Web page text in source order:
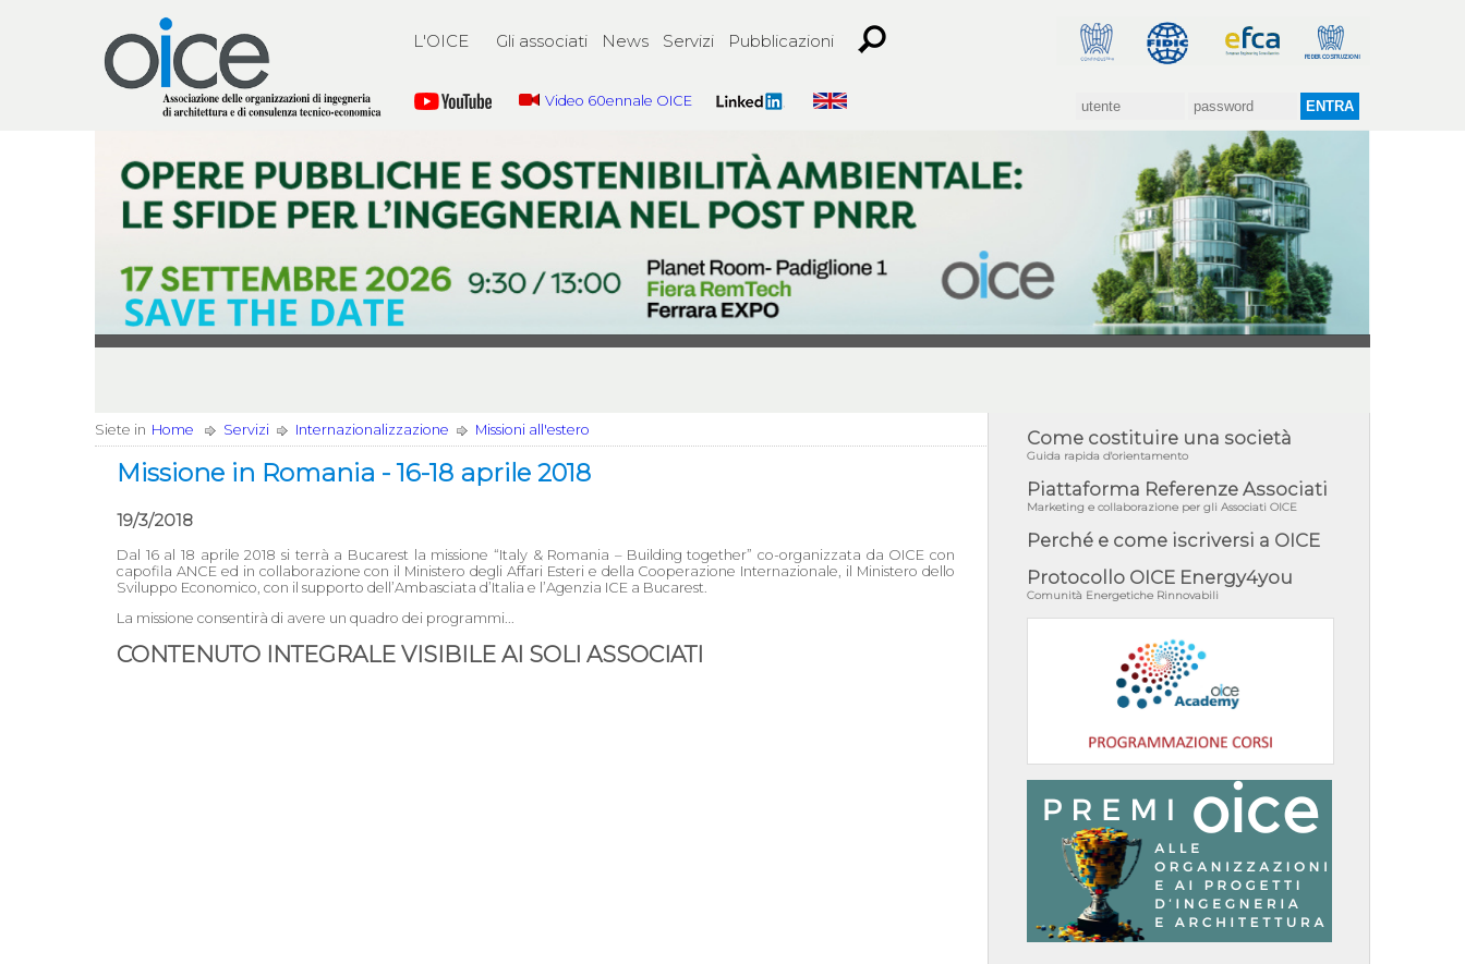
L'OICE Gli associati News Servizi Pubblicazioni
Video 60ennale OICE
Siete in Home Servizi Internazionalizzazione Missioni all'estero
Missione in Romania - 16-18 aprile 2018
19/3/2018
Dal 16 al 18 aprile 2018 si terrà a Bucarest la missione “Italy & Romania – Building together” co-organizzata da OICE con
capofila ANCE ed in collaborazione con il Ministero degli Affari Esteri e della Cooperazione Internazionale, il Ministero dello
Sviluppo Economico, con il supporto dell’Ambasciata d’Italia e l’Agenzia ICE a Bucarest.
La missione consentirà di avere un quadro dei programmi...
CONTENUTO INTEGRALE VISIBILE AI SOLI ASSOCIATI
Come costituire una società
Guida rapida d'orientamento
Piattaforma Referenze Associati
Marketing e collaborazione per gli Associati OICE
Perché e come iscriversi a OICE
Protocollo OICE Energy4you
Comunità Energetiche Rinnovabili